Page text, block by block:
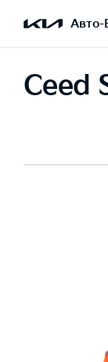
Авто-
Ceed